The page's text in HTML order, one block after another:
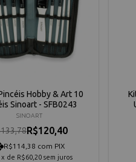
Hobby & Art 10
Sinoart - SFB0243
SINOART
R$120,40
R$114,38 com PIX
x de R$60,20 sem juros